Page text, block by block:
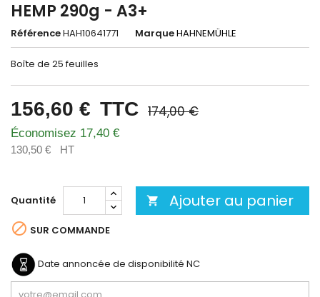
HEMP 290g - A3+
RéférenceHAH10641771 MarqueHAHNEMÜHLE
Boîte de 25 feuilles
156,60 € TTC 174,00 €
Économisez 17,40 €
130,50 € HT
Quantité  Ajouter au panier
 SUR COMMANDE
Date annoncée de disponibilité NC